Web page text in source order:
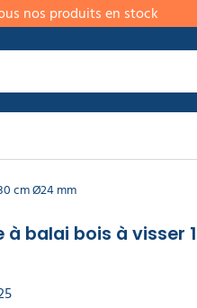
nos produits en stock
cm Ø24 mm
à balai bois à visser